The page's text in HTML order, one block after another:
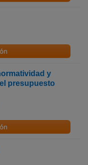
y
presupuesto